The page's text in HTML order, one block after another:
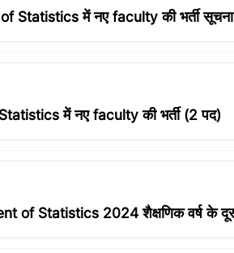
Statistics में नए faculty की भर्ती सूचना
में नए faculty की भर्ती (2 पद)
of Statistics 2024 शैक्षणिक वर्ष के